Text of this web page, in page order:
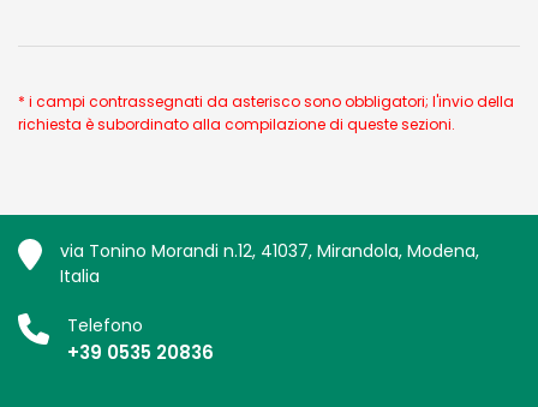
* i campi contrassegnati da asterisco sono obbligatori; l'invio della
richiesta è subordinato alla compilazione di queste sezioni.
via Tonino Morandi n.12, 41037, Mirandola, Modena,
Italia
Telefono
+39 0535 20836